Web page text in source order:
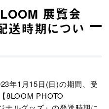
展覧会
送時期につい
年1月15日(日)の期間、受
8LOOM PHOTO